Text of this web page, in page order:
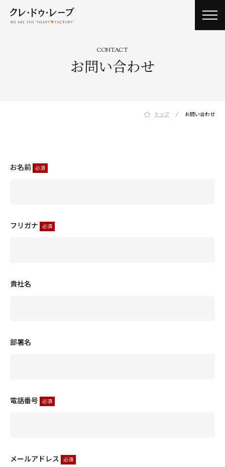
CONTACT
お問い合わせ
トップ / お問い合わせ
お名前 必須
フリガナ 必須
貴社名
部署名
電話番号 必須
メールアドレス 必須